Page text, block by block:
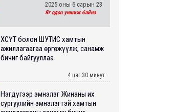
2025 оны 6 сарын 23
Яг одоо уншиж байна
ХӨСҮТ болон ШУТИС хамтын
ажиллагаагаа өргөжүүлж, санамж
бичиг байгууллаа
4 цаг 30 минут
Нэгдүгээр эмнэлэг Жинаны их
сургуулийн эмнэлэгтэй хамтын